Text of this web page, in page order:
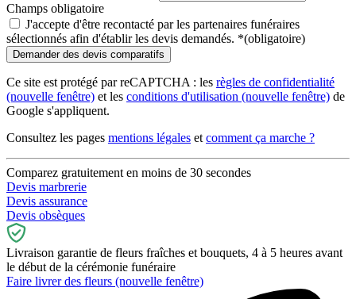
Champs obligatoire
J'accepte d'être recontacté par les partenaires funéraires
sélectionnés afin d'établir les devis demandés. *(obligatoire)
Ce site est protégé par reCAPTCHA : les règles de confidentialité
(nouvelle fenêtre) et les conditions d'utilisation (nouvelle fenêtre) de
Google s'appliquent.
Consultez les pages mentions légales et comment ça marche ?
Comparez gratuitement en moins de 30 secondes
Devis marbrerie
Devis assurance
Devis obsèques
Livraison garantie de fleurs fraîches et bouquets, 4 à 5 heures avant
le début de la cérémonie funéraire
Faire livrer des fleurs (nouvelle fenêtre)